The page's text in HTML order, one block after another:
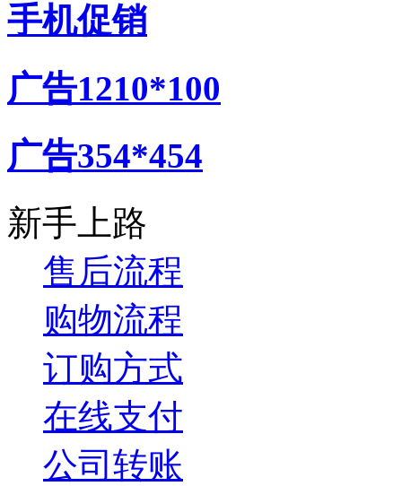
手机促销
广告1210*100
广告354*454
新手上路
售后流程
购物流程
订购方式
在线支付
公司转账